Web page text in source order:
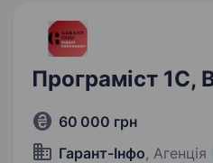
Програміст 1С,
60 000 грн
Гарант-Інфо, Агенція